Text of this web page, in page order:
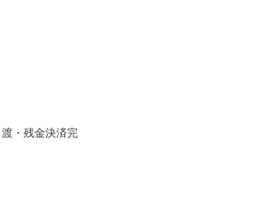
・残金決済完